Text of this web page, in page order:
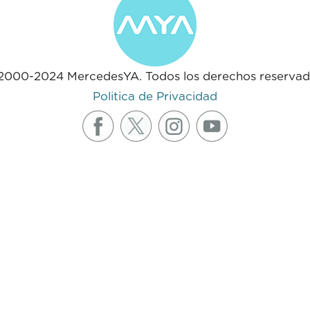
2024 MercedesYA. Todos los derechos
Politica de Privacidad